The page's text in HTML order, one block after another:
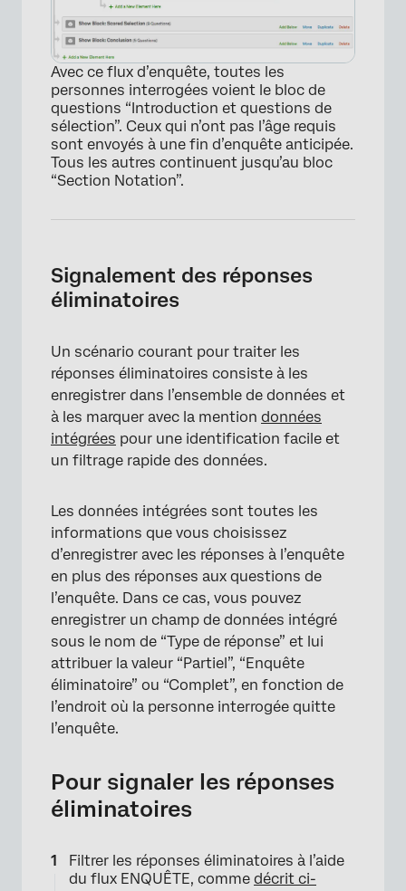
Avec ce flux d’enquête, toutes les
personnes interrogées voient le bloc de
questions “Introduction et questions de
sélection”. Ceux qui n’ont pas l’âge requis
sont envoyés à une fin d’enquête anticipée.
Tous les autres continuent jusqu’au bloc
“Section Notation”.
Signalement des réponses
éliminatoires
Un scénario courant pour traiter les
réponses éliminatoires consiste à les
enregistrer dans l’ensemble de données et
à les marquer avec la mention données
intégrées pour une identification facile et
un filtrage rapide des données.
Les données intégrées sont toutes les
informations que vous choisissez
d’enregistrer avec les réponses à l’enquête
en plus des réponses aux questions de
l’enquête. Dans ce cas, vous pouvez
enregistrer un champ de données intégré
sous le nom de “Type de réponse” et lui
attribuer la valeur “Partiel”, “Enquête
éliminatoire” ou “Complet”, en fonction de
l’endroit où la personne interrogée quitte
l’enquête.
Pour signaler les réponses
éliminatoires
Filtrer les réponses éliminatoires à l’aide
du flux ENQUÊTE, comme décrit ci-